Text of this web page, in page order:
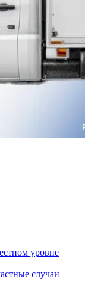
уровне
случаи